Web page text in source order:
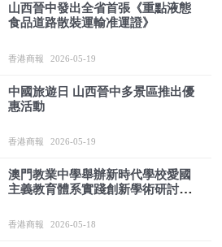
山西晉中發出全省首張《重點液態
食品道路散裝運輸准運證》
香港商報 2026-05-19
中國旅遊日 山西晉中多景區推出優
惠活動
香港商報 2026-05-19
澳門教業中學舉辦新時代學校愛國
主義教育體系實踐創新學術研討會
育人新格局
香港商報 2026-05-18